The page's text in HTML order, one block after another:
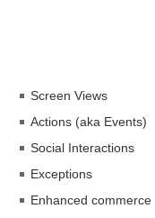
Screen Views
Actions (aka Events)
Social Interactions
Exceptions
Enhanced commerce